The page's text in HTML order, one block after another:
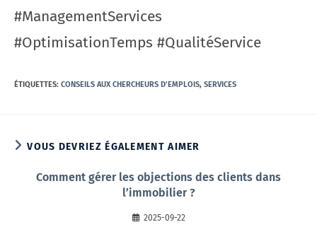
#ManagementServices
#OptimisationTemps #QualitéService
ÉTIQUETTES: CONSEILS AUX CHERCHEURS D'EMPLOIS, SERVICES
VOUS DEVRIEZ ÉGALEMENT AIMER
Comment gérer les objections des clients dans
l’immobilier ?
2025-09-22